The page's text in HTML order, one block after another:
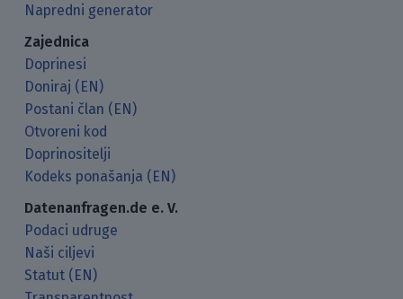
Napredni generator
Zajednica
Doprinesi
Doniraj (EN)
Postani član (EN)
Otvoreni kod
Doprinositelji
Kodeks ponašanja (EN)
Datenanfragen.de e. V.
Podaci udruge
Naši ciljevi
Statut (EN)